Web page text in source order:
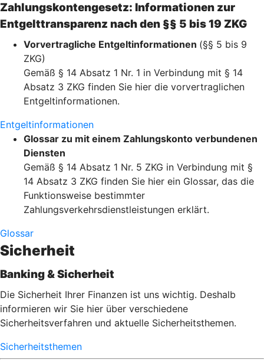
Zahlungskontengesetz: Informationen zur
Entgelttransparenz nach den §§ 5 bis 19 ZKG
Vorvertragliche Entgeltinformationen (§§ 5 bis 9
ZKG)
Gemäß § 14 Absatz 1 Nr. 1 in Verbindung mit § 14
Absatz 3 ZKG finden Sie hier die vorvertraglichen
Entgeltinformationen.
Entgeltinformationen
Glossar zu mit einem Zahlungskonto verbundenen
Diensten
Gemäß § 14 Absatz 1 Nr. 5 ZKG in Verbindung mit §
14 Absatz 3 ZKG finden Sie hier ein Glossar, das die
Funktionsweise bestimmter
Zahlungsverkehrsdienstleistungen erklärt.
Glossar
Sicherheit
Banking & Sicherheit
Die Sicherheit Ihrer Finanzen ist uns wichtig. Deshalb
informieren wir Sie hier über verschiedene
Sicherheitsverfahren und aktuelle Sicherheitsthemen.
Sicherheitsthemen